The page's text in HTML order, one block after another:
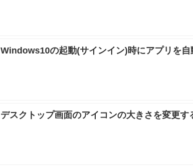
Windows10の起動(サインイン)時にアプリを自
デスクトップ画面のアイコンの大きさを変更す